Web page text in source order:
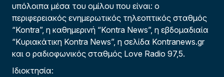
υπόλοιπα μέσα του ομίλου που είναι: ο
περιφερειακός ενημερωτικός τηλεοπτικός σταθμός
“Kontra”, η καθημερινή “Kontra News”, η εβδομαδιαία
“Κυριακάτικη Kontra News”, η σελίδα Kontranews.gr
και ο ραδιοφωνικός σταθμός Love Radio 97,5.
Ιδιοκτησία: